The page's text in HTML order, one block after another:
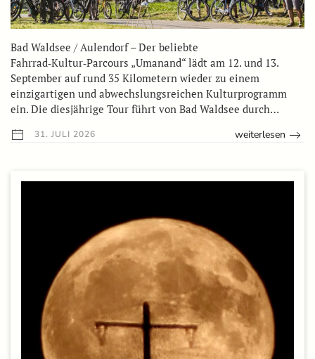
Bad Waldsee / Aulendorf – Der beliebte
Fahrrad‑Kultur‑Parcours „Umanand“ lädt am 12. und 13.
September auf rund 35 Kilometern wieder zu einem
einzigartigen und abwechslungsreichen Kulturprogramm
ein. Die diesjährige Tour führt von Bad Waldsee durch…
31. JULI 2026 weiterlesen